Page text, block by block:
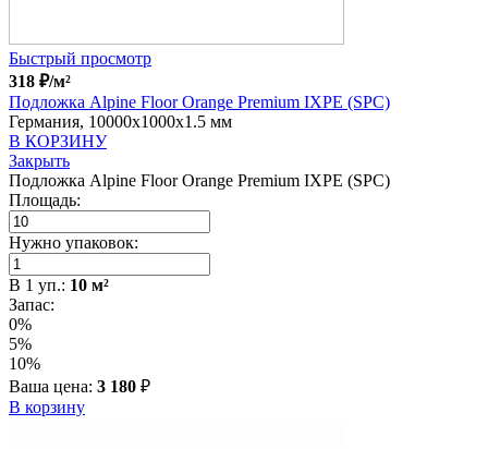
Быстрый просмотр
318 ₽/м²
Подложка Alpine Floor Orange Premium IXPE (SPC)
Германия, 10000x1000x1.5 мм
В КОРЗИНУ
Закрыть
Подложка Alpine Floor Orange Premium IXPE (SPC)
Площадь:
Нужно упаковок:
В 1 уп.: 10 м²
Запас:
0%
5%
10%
Ваша цена: 3 180 ₽
В корзину